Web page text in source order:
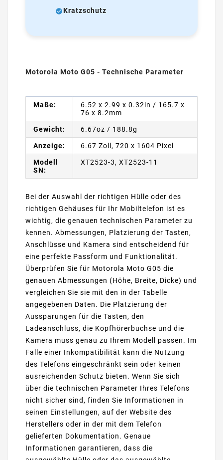
Kratzschutz
Motorola Moto G05 - Technische Parameter
Maße:
6.52 x 2.99 x 0.32in / 165.7 x
76 x 8.2mm
Gewicht: 6.67oz / 188.8g
Anzeige: 6.67 Zoll, 720 x 1604 Pixel
Modell
SN:
XT2523-3, XT2523-11
Bei der Auswahl der richtigen Hülle oder des
richtigen Gehäuses für Ihr Mobiltelefon ist es
wichtig, die genauen technischen Parameter zu
kennen. Abmessungen, Platzierung der Tasten,
Anschlüsse und Kamera sind entscheidend für
eine perfekte Passform und Funktionalität.
Überprüfen Sie für Motorola Moto G05 die
genauen Abmessungen (Höhe, Breite, Dicke) und
vergleichen Sie sie mit den in der Tabelle
angegebenen Daten. Die Platzierung der
Aussparungen für die Tasten, den
Ladeanschluss, die Kopfhörerbuchse und die
Kamera muss genau zu Ihrem Modell passen. Im
Falle einer Inkompatibilität kann die Nutzung
des Telefons eingeschränkt sein oder keinen
ausreichenden Schutz bieten. Wenn Sie sich
über die technischen Parameter Ihres Telefons
nicht sicher sind, finden Sie Informationen in
seinen Einstellungen, auf der Website des
Herstellers oder in der mit dem Telefon
gelieferten Dokumentation. Genaue
Informationen garantieren, dass die